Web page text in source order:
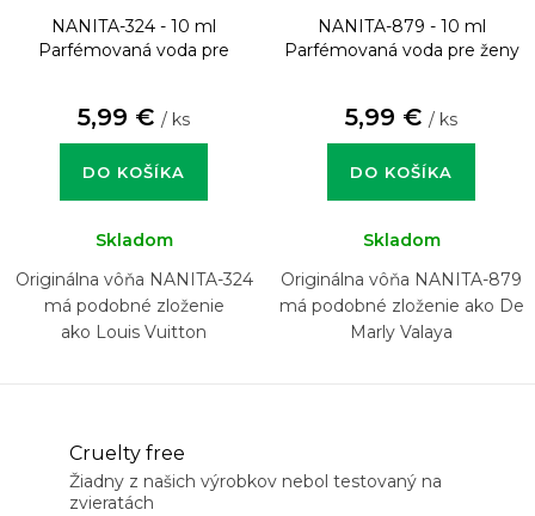
NANITA-324 - 10 ml
Parfémovaná voda pre
5,99 € / ks
DO KOŠÍKA
Skladom
Originálna vôňa NANITA-324
má podobné zloženie
ako Louis Vuitton
NANITA-879 - 10 ml
Parfémovaná voda pre ženy
5,99 € / ks
DO KOŠÍKA
Skladom
Originálna vôňa NANITA-879
má podobné zloženie ako De
Marly Valaya
Cruelty free
Žiadny z našich výrobkov nebol testovaný na
zvieratách